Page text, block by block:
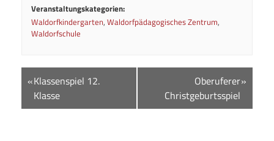
Veranstaltungskategorien:
Waldorfkindergarten,Waldorfpädagogisches Zentrum,
Waldorfschule
Veranstaltungsnavigation
«Klassenspiel 12.
Klasse
Oberuferer
Christgeburtsspiel
»